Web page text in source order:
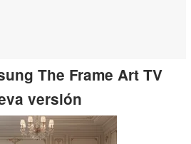
The Frame Art TV
versión